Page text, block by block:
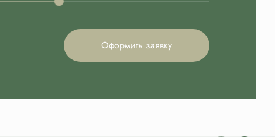
Оформить заявку